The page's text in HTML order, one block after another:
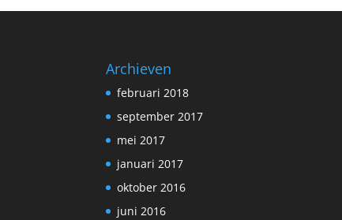
Archieven
februari 2018
september 2017
mei 2017
januari 2017
oktober 2016
juni 2016